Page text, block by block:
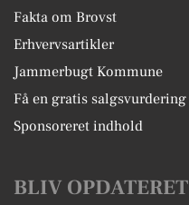
Fakta om Brovst
Erhvervsartikler
Jammerbugt Kommune
Få en gratis salgsvurdering
Sponsoreret indhold
BLIV OPDATERET